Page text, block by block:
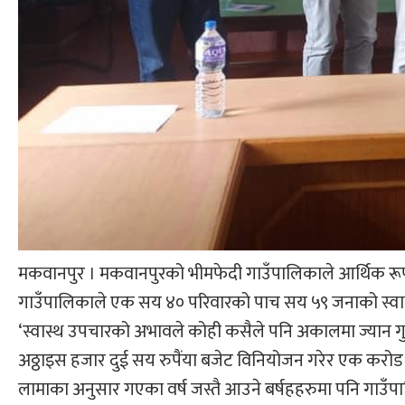
मकवानपुर । मकवानपुरको भीमफेदी गाउँपालिकाले आर्थिक
गाउँपालिकाले एक सय ४० परिवारको पाच सय ५९ जनाको
‘स्वास्थ उपचारको अभावले कोही कसैले पनि अकालमा ज्यान
अठ्ठाइस हजार दुई सय रुपैंया बजेट विनियोजन गरेर एक
लामाका अनुसार गएका वर्ष जस्तै आउने बर्षहहरुमा पनि